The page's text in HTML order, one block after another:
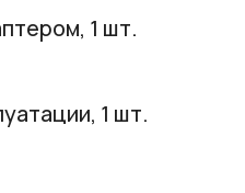
1 шт.
1 шт.